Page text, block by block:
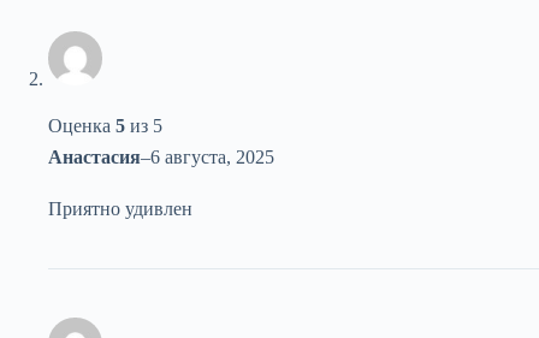
Оценка 5 из 5
Анастасия–6 августа, 2025
Приятно удивлен